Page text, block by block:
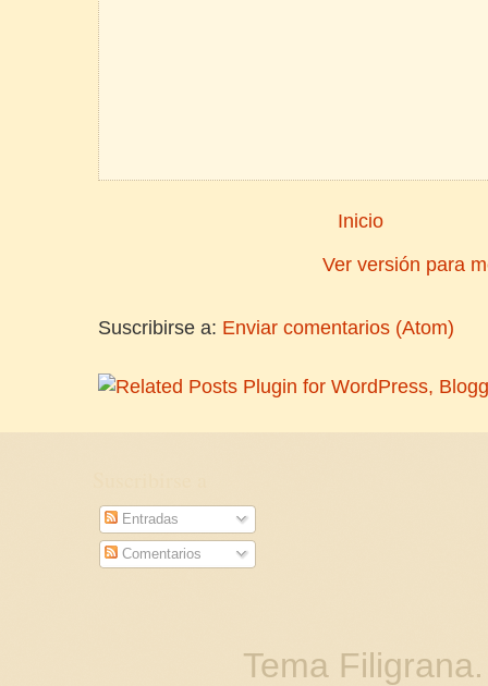
Inicio
Ver versión para
Suscribirse a: Enviar comentarios (Atom)
Entradas
Comentarios
Tema